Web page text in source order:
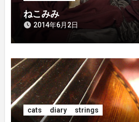
ねこみみ
2014年6月2日
cats diary strings